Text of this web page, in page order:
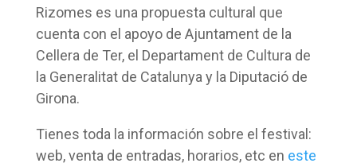
Rizomes es una propuesta cultural que
cuenta con el apoyo de Ajuntament de la
Cellera de Ter, el Departament de Cultura de
la Generalitat de Catalunya y la Diputació de
Girona.
Tienes toda la información sobre el festival:
web, venta de entradas, horarios, etc en este